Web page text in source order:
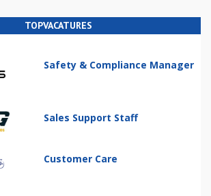
TOPVACATURES
Safety & Compliance Manager
Sales Support Staff
Customer Care